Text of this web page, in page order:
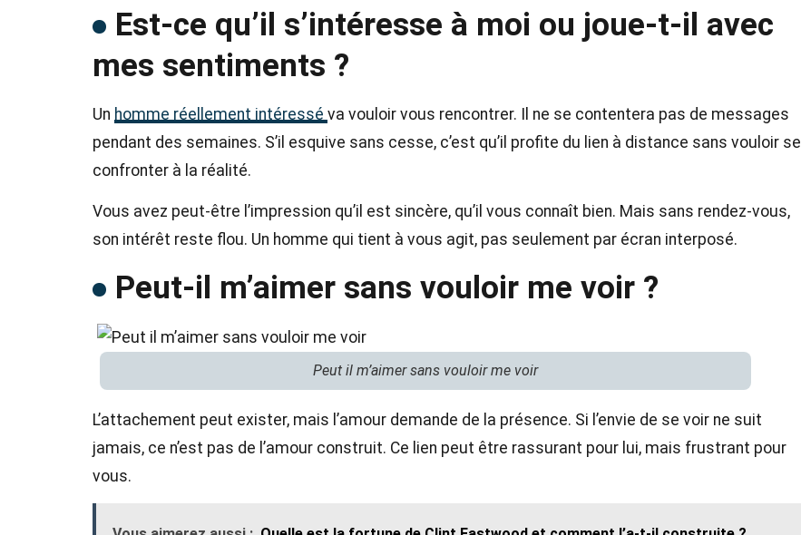
Est-ce qu’il s’intéresse à moi ou joue-t-il avec
mes sentiments ?
Un homme réellement intéressé va vouloir vous rencontrer. Il ne se contentera pas de messages
pendant des semaines. S’il esquive sans cesse, c’est qu’il profite du lien à distance sans vouloir se
confronter à la réalité.
Vous avez peut-être l’impression qu’il est sincère, qu’il vous connaît bien. Mais sans rendez-vous,
son intérêt reste flou. Un homme qui tient à vous agit, pas seulement par écran interposé.
Peut-il m’aimer sans vouloir me voir ?
Peut il m’aimer sans vouloir me voir
L’attachement peut exister, mais l’amour demande de la présence. Si l’envie de se voir ne suit
jamais, ce n’est pas de l’amour construit. Ce lien peut être rassurant pour lui, mais frustrant pour
vous.